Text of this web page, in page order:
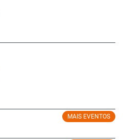
MAIS EVENTOS